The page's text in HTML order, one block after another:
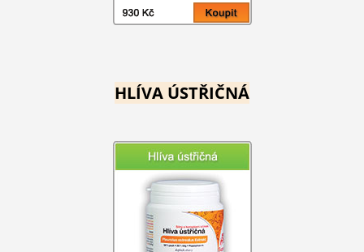
HLÍVA ÚSTŘIČNÁ